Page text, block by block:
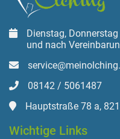
Dienstag,
und nach
08142 / 5061487
Hauptstraße 78 a,
Wichtige Links